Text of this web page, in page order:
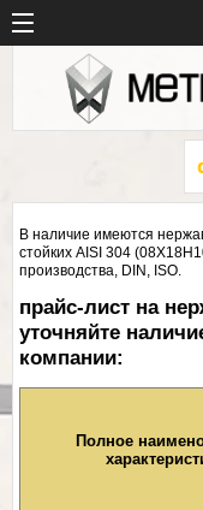
В наличие имеются
стойких AISI 304
производства, DIN, ISO.
прайс-лист на
уточняйте
компании:
Полное